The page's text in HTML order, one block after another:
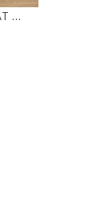
ДУБ ТОРОНТО 66772 ЛАМІНАТ CLASSEN TREND 4V WR